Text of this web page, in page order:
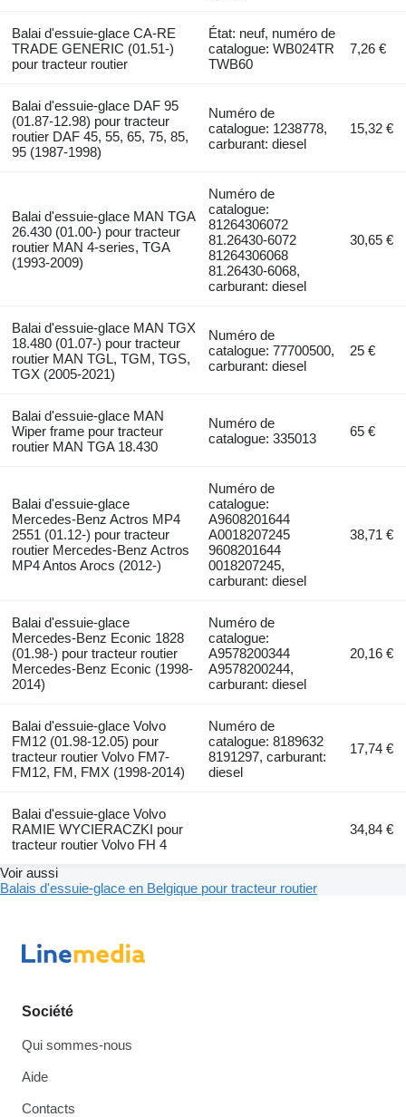
Balai d'essuie-glace CA-RE
TRADE GENERIC (01.51-)
pour tracteur routier
État: neuf, numéro de
catalogue: WB024TR
TWB60
7,26 €
Balai d'essuie-glace DAF 95
(01.87-12.98) pour tracteur
routier DAF 45, 55, 65, 75, 85,
95 (1987-1998)
Numéro de
catalogue: 1238778,
carburant: diesel
15,32 €
Balai d'essuie-glace MAN TGA
26.430 (01.00-) pour tracteur
routier MAN 4-series, TGA
(1993-2009)
Numéro de
catalogue:
81264306072
81.26430-6072
81264306068
81.26430-6068,
carburant: diesel
30,65 €
Balai d'essuie-glace MAN TGX
18.480 (01.07-) pour tracteur
routier MAN TGL, TGM, TGS,
TGX (2005-2021)
Numéro de
catalogue: 77700500,
carburant: diesel
25 €
Balai d'essuie-glace MAN
Wiper frame pour tracteur
routier MAN TGA 18.430
Numéro de
catalogue: 335013
65 €
Balai d'essuie-glace
Mercedes-Benz Actros MP4
2551 (01.12-) pour tracteur
routier Mercedes-Benz Actros
MP4 Antos Arocs (2012-)
Numéro de
catalogue:
A9608201644
A0018207245
9608201644
0018207245,
carburant: diesel
38,71 €
Balai d'essuie-glace
Mercedes-Benz Econic 1828
(01.98-) pour tracteur routier
Mercedes-Benz Econic (1998-
2014)
Numéro de
catalogue:
A9578200344
A9578200244,
carburant: diesel
20,16 €
Balai d'essuie-glace Volvo
FM12 (01.98-12.05) pour
tracteur routier Volvo FM7-
FM12, FM, FMX (1998-2014)
Numéro de
catalogue: 8189632
8191297, carburant:
diesel
17,74 €
Balai d'essuie-glace Volvo
RAMIE WYCIERACZKI pour
tracteur routier Volvo FH 4
34,84 €
Voir aussi
Balais d'essuie-glace en Belgique pour tracteur routier
Société
Qui sommes-nous
Aide
Contacts